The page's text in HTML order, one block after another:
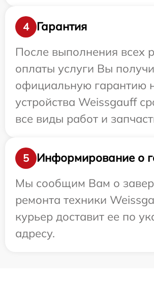
4
Гарантия
После выполнения всех
оплаты услуги Вы
официальную гарантию
устройства Weissgauff
все виды работ и
5
Информирование о
Мы сообщим Вам о
ремонта техники
курьер доставит ее по
адресу.